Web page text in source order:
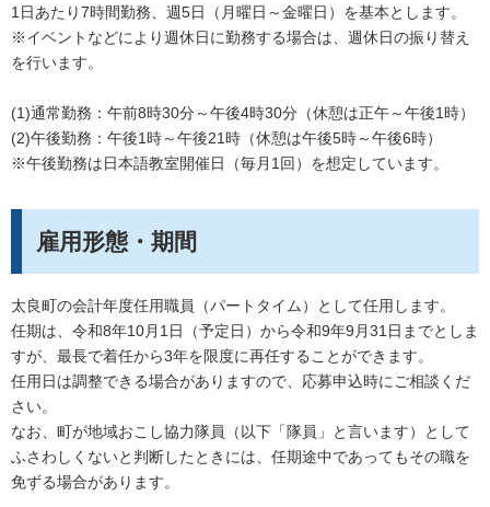
1日あたり7時間勤務、週5日（月曜日～金曜日）を基本とします。
※イベントなどにより週休日に勤務する場合は、週休日の振り替え
を行います。
(1)通常勤務：午前8時30分～午後4時30分（休憩は正午～午後1時）
(2)午後勤務：午後1時～午後21時（休憩は午後5時～午後6時）
※午後勤務は日本語教室開催日（毎月1回）を想定しています。
雇用形態・期間
太良町の会計年度任用職員（パートタイム）として任用します。
任期は、令和8年10月1日（予定日）から令和9年9月31日までとしま
すが、最長で着任から3年を限度に再任することができます。
任用日は調整できる場合がありますので、応募申込時にご相談くだ
さい。
なお、町が地域おこし協力隊員（以下「隊員」と言います）として
ふさわしくないと判断したときには、任期途中であってもその職を
免ずる場合があります。